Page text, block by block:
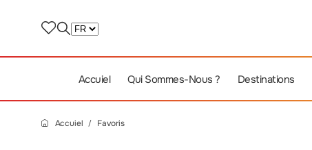
Accuiel Qui Sommes-Nous ? Destinations
Accuiel Favoris